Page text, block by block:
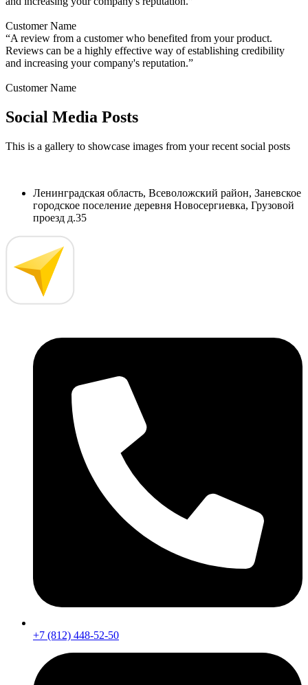
Customer Name
“A review from a customer who benefited from your product.
Reviews can be a highly effective way of establishing credibility
and increasing your company's reputation.”
Customer Name
Social Media Posts
This is a gallery to showcase images from your recent social posts
Ленинградская область, Всеволожский район, Заневское
городское поселение деревня Новосергиевка, Грузовой
проезд д.35
+7 (812) 448-52-50